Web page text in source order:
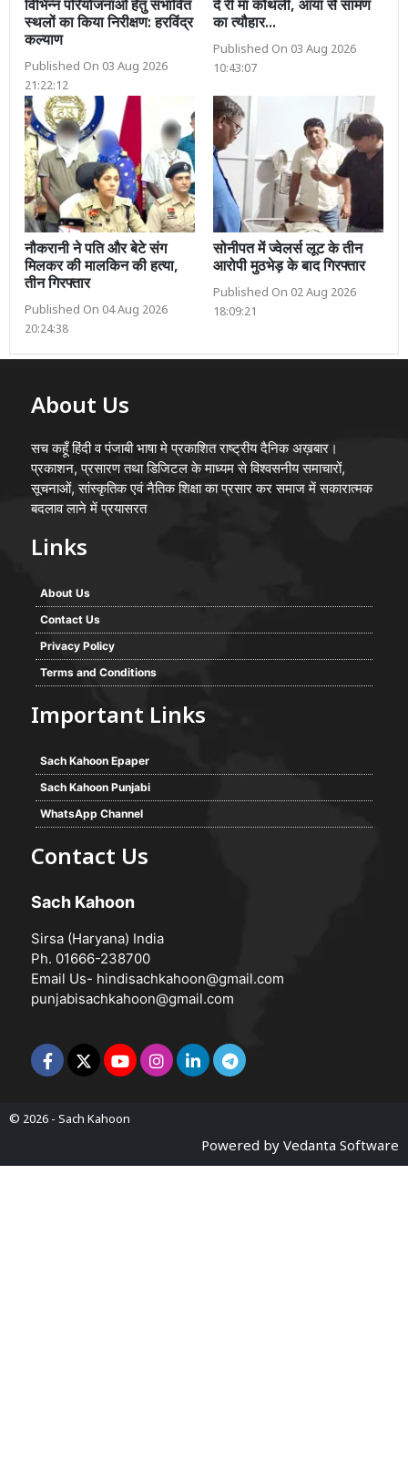
विभिन्न परियोजनाओं हेतु संभावित
स्थलों का किया निरीक्षण: हरविंद्र
कल्याण
Published On 03 Aug 2026
21:22:12
दे री मां कोथली, आया सै सामण
का त्यौहार...
Published On 03 Aug 2026
10:43:07
नौकरानी ने पति और बेटे संग
मिलकर की मालकिन की हत्या,
तीन गिरफ्तार
Published On 04 Aug 2026
20:24:38
सोनीपत में ज्वेलर्स लूट के तीन
आरोपी मुठभेड़ के बाद गिरफ्तार
Published On 02 Aug 2026
18:09:21
About Us
सच कहूँ हिंदी व पंजाबी भाषा मे प्रकाशित राष्ट्रीय दैनिक अख़बार।
प्रकाशन, प्रसारण तथा डिजिटल के माध्यम से विश्वसनीय समाचारों,
सूचनाओं, सांस्कृतिक एवं नैतिक शिक्षा का प्रसार कर समाज में सकारात्मक
बदलाव लाने में प्रयासरत
Links
About Us
Contact Us
Privacy Policy
Terms and Conditions
Important Links
Sach Kahoon Epaper
Sach Kahoon Punjabi
WhatsApp Channel
Contact Us
Sach Kahoon
Sirsa (Haryana) India
Ph. 01666-238700
Email Us- hindisachkahoon@gmail.com
punjabisachkahoon@gmail.com
© 2026 - Sach Kahoon
Powered by Vedanta Software